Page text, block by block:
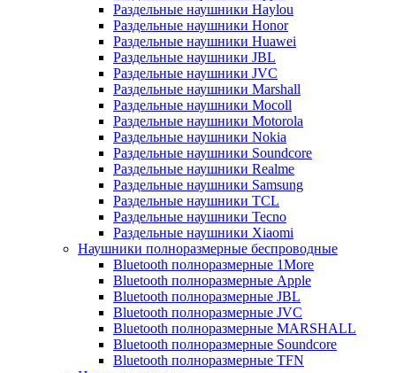
Раздельные наушники Haylou
Раздельные наушники Honor
Раздельные наушники Huawei
Раздельные наушники JBL
Раздельные наушники JVC
Раздельные наушники Marshall
Раздельные наушники Mocoll
Раздельные наушники Motorola
Раздельные наушники Nokia
Раздельные наушники Soundcore
Раздельные наушники Realme
Раздельные наушники Samsung
Раздельные наушники TCL
Раздельные наушники Tecno
Раздельные наушники Xiaomi
Наушники полноразмерные беспроводные
Bluetooth полноразмерные 1More
Bluetooth полноразмерные Apple
Bluetooth полноразмерные JBL
Bluetooth полноразмерные JVC
Bluetooth полноразмерные MARSHALL
Bluetooth полноразмерные Soundcore
Bluetooth полноразмерные TFN